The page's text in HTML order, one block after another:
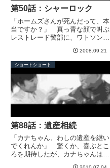
第50話：シャーロック
「ホームズさんが死んだって、本
当ですか？」 真っ青な顔で叫ぶ
レストレード警部に、ワトソンは
ッハの滝で、モリアーティ教授も
ろとも滝壺に転落しました」
「ど、どうなってるんです？」
ワトソンはこれまでの経緯を話し
た。...
2008.09.21
ショートショート
第88話：遺産相続
「カナちゃん、わしの遺産を継い
でくれんか」 驚くか、喜ぶとこ
ろを期待したが、カナちゃんはこ